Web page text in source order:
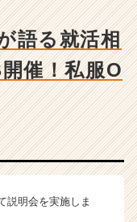
語る就活相
催！私服O
説明会を実施しま